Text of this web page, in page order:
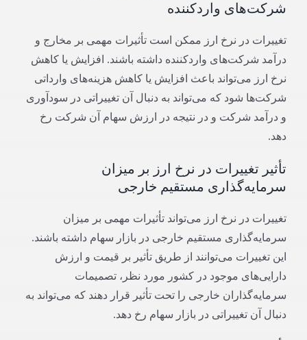
شرکت‌های واردکننده
تغییرات در نرخ ارز ممکن است تأثیرات مهمی بر مخارج و
درآمد شرکت‌های واردکننده داشته باشند. افزایش یا کاهش
نرخ ارز می‌تواند باعث افزایش یا کاهش هزینه‌های وارداتی
شرکت‌ها شود که می‌تواند به دنبال آن تغییراتی در سودآوری
و درآمد شرکت و در نتیجه در ارزش سهام آن شرکت رخ
دهد.
تأثیر تغییرات در نرخ ارز بر میزان
سرمایه‌گذاری مستقیم خارجی
تغییرات در نرخ ارز می‌تواند تأثیرات مهمی بر میزان
سرمایه‌گذاری مستقیم خارجی در بازار سهام داشته باشند.
این تغییرات می‌توانند از طریق تأثیر بر قیمت و ارزش
دارایی‌های موجود در کشور مورد نظر، تصمیمات
سرمایه‌گذاران خارجی را تحت تأثیر قرار دهند که می‌تواند به
دنبال آن تغییراتی در بازار سهام رخ دهد.